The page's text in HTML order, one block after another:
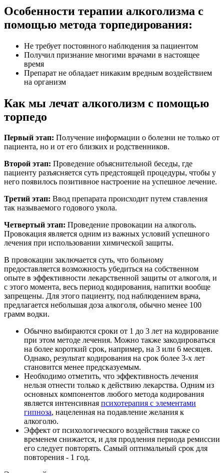
Особенности терапии алкоголизма с
помощью метода торпедирования:
Не требует постоянного наблюдения за пациентом
Получил признание многими врачами в настоящее
время
Препарат не обладает никаким вредным воздействием
на организм
Как мы лечат алкоголизм с помощью
торпедо
Первый этап: Получение информации о болезни не только от
пациента, но и от его близких и родственников.
Второй этап: Проведение объяснительной беседы, где
пациенту разъясняется суть предстоящей процедуры, чтобы у
него появилось позитивное настроение на успешное лечение.
Третий этап: Ввод препарата происходит путем ставления
так называемого годового укола.
Четвертый этап: Проведение провокации на алкоголь.
Провокация является одним из важных условий успешного
лечения при использовании химической защиты.
В провокации заключается суть, что больному
предоставляется возможность убедиться на собственном
опыте в эффективности лекарственной защиты от алкоголя, и
с этого момента, весь период кодирования, напитки вообще
запрещены. Для этого пациенту, под наблюдением врача,
предлагается небольшая доза алкоголя, обычно менее 100
грамм водки.
Обычно выбираются сроки от 1 до 3 лет на кодирование
при этом методе лечения. Можно также закодироваться
на более короткий срок, например, на 3 или 6 месяцев.
Однако, результат кодирования на срок более 3-х лет
становится менее предсказуемым.
Необходимо отметить, что эффективность лечения
нельзя отнести только к действию лекарства. Одним из
основных компонентов любого метода кодирования
является интенсивная психотерапия с элементами
гипноза, нацеленная на подавление желания к
алкоголю.
Эффект от психологического воздействия также со
временем снижается, и для продления периода ремиссии
его следует повторять. Самый оптимальный срок для
повторения - 1 год.